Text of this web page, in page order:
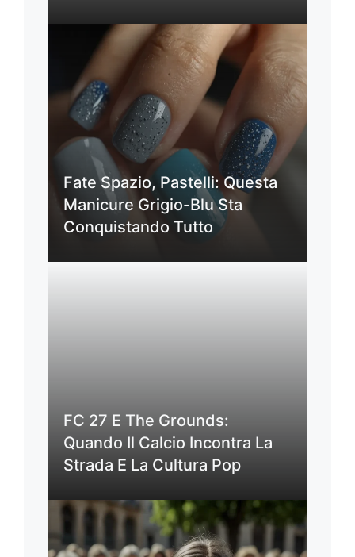
Fate Spazio, Pastelli: Questa
Manicure Grigio-Blu Sta
Conquistando Tutto
FC 27 E The Grounds:
Quando Il Calcio Incontra La
Strada E La Cultura Pop